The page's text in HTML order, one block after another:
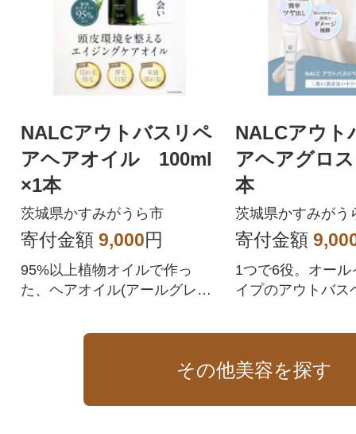
NALCアウトバスリペ
アヘアオイル 100ml
×1本
茨城県かすみがうら市
寄付金額 9,000円
95%以上植物オイルで作っ
た、ヘアオイル(アールグレイ
NALCアウト
アヘアグロ
本
茨城県かすみがう
寄付金額
1つで6役。オール
イプのアウトバス
香り)。
その他美容を探す